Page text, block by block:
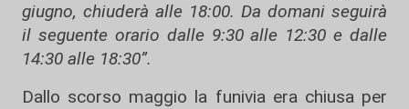
giugno, chiuderà alle 18:00. Da domani seguirà
il seguente orario dalle 9:30 alle 12:30 e dalle
14:30 alle 18:30”.
Dallo scorso maggio la funivia era chiusa per